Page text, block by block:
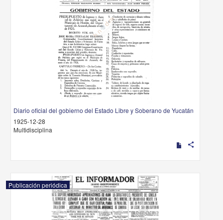
Diario oficial del gobierno del Estado Libre y Soberano de Yucatán
1925-12-28
Multidisciplina
share
Publicación periódica